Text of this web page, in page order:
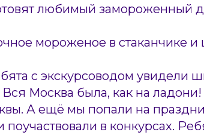
любимый замороженный
мороженое в стаканчике и
с экскурсоводом увидели
Москва была, как на
А ещё мы попали на
в конкурсах.